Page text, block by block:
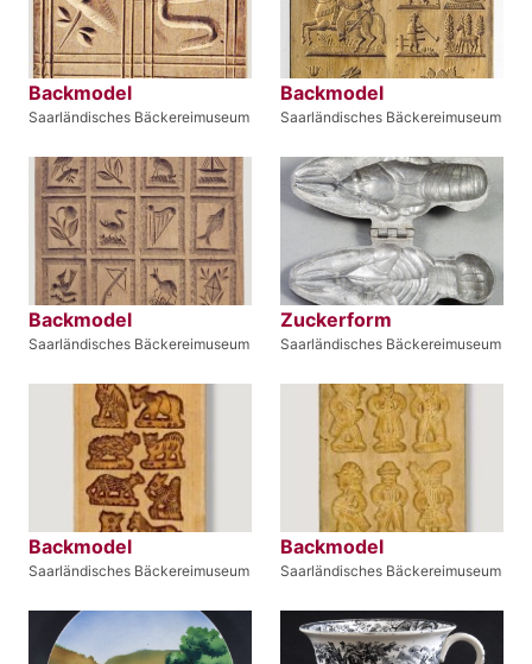
Backmodel
Saarländisches Bäckereimuseum
Backmodel
Saarländisches Bäckereimuseum
Backmodel
Saarländisches Bäckereimuseum
Zuckerform
Saarländisches Bäckereimuseum
Backmodel
Saarländisches Bäckereimuseum
Backmodel
Saarländisches Bäckereimuseum